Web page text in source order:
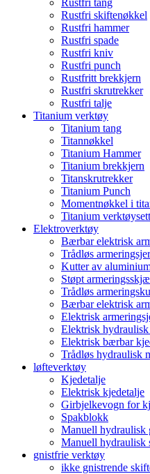
Rustfri skiftenøkkel
Rustfri hammer
Rustfri spade
Rustfri kniv
Rustfri punch
Rustfritt brekkjern
Rustfri skrutrekker
Rustfri talje
Titanium verktøy
Titanium tang
Titannøkkel
Titanium Hammer
Titanium brekkjern
Titanskrutrekker
Titanium Punch
Momentnøkkel i
Titanium verktøysett
Elektroverktøy
Bærbar elektrisk
Trådløs
Kutter av
Støpt
Trådløs
Bærbar elektrisk
Elektrisk
Elektrisk
Elektrisk bærbar
Trådløs hydraulisk
løfteverktøy
Kjedetalje
Elektrisk kjedetalje
Girbjelkevogn for
Spakblokk
Manuell hydraulisk
Manuell hydraulisk
gnistfrie verktøy
ikke gnistrende